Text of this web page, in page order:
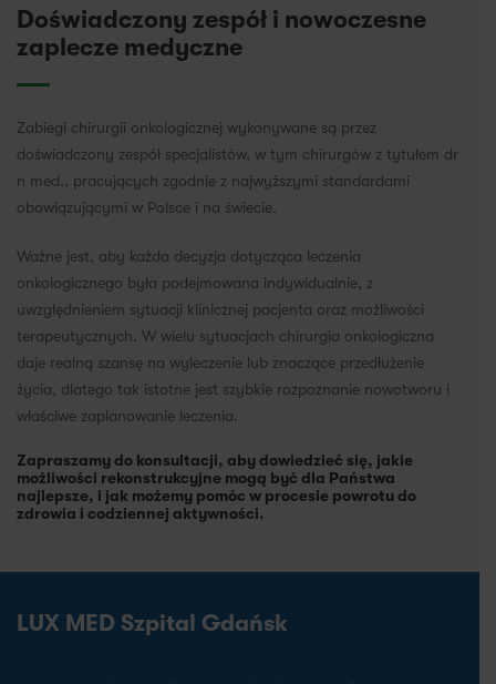
Doświadczony zespół i nowoczesne
zaplecze medyczne
Zabiegi chirurgii onkologicznej wykonywane są przez
doświadczony zespół specjalistów, w tym chirurgów z tytułem dr
n med., pracujących zgodnie z najwyższymi standardami
obowiązującymi w Polsce i na świecie.
Ważne jest, aby każda decyzja dotycząca leczenia
onkologicznego była podejmowana indywidualnie, z
uwzględnieniem sytuacji klinicznej pacjenta oraz możliwości
terapeutycznych. W wielu sytuacjach chirurgia onkologiczna
daje realną szansę na wyleczenie lub znaczące przedłużenie
życia, dlatego tak istotne jest szybkie rozpoznanie nowotworu i
właściwe zaplanowanie leczenia.
Zapraszamy do konsultacji, aby dowiedzieć się, jakie
możliwości rekonstrukcyjne mogą być dla Państwa
najlepsze, i jak możemy pomóc w procesie powrotu do
zdrowia i codziennej aktywności.
LUX MED Szpital Gdańsk